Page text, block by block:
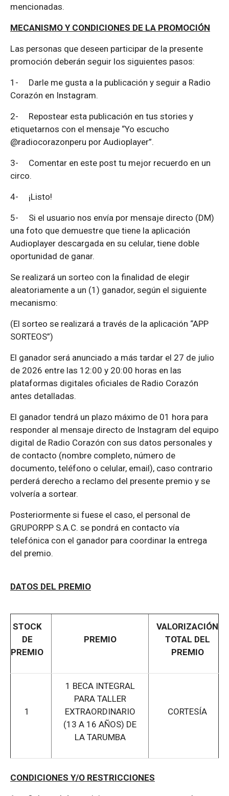
mencionadas.
MECANISMO Y CONDICIONES DE LA PROMOCIÓN
Las personas que deseen participar de la presente
promoción deberán seguir los siguientes pasos:
1- Darle me gusta a la publicación y seguir a Radio
Corazón en Instagram.
2- Repostear esta publicación en tus stories y
etiquetarnos con el mensaje “Yo escucho
@radiocorazonperu por Audioplayer”.
3- Comentar en este post tu mejor recuerdo en un
circo.
4- ¡Listo!
5- Si el usuario nos envía por mensaje directo (DM)
una foto que demuestre que tiene la aplicación
Audioplayer descargada en su celular, tiene doble
oportunidad de ganar.
Se realizará un sorteo con la finalidad de elegir
aleatoriamente a un (1) ganador, según el siguiente
mecanismo:
(El sorteo se realizará a través de la aplicación “APP
SORTEOS”)
El ganador será anunciado a más tardar el 27 de julio
de 2026 entre las 12:00 y 20:00 horas en las
plataformas digitales oficiales de Radio Corazón
antes detalladas.
El ganador tendrá un plazo máximo de 01 hora para
responder al mensaje directo de Instagram del equipo
digital de Radio Corazón con sus datos personales y
de contacto (nombre completo, número de
documento, teléfono o celular, email), caso contrario
perderá derecho a reclamo del presente premio y se
volvería a sortear.
Posteriormente si fuese el caso, el personal de
GRUPORPP S.A.C. se pondrá en contacto vía
telefónica con el ganador para coordinar la entrega
del premio.
DATOS DEL PREMIO
STOCK
DE
PREMIO
PREMIO
VALORIZACIÓN
TOTAL DEL
PREMIO
1
1 BECA INTEGRAL
PARA TALLER
EXTRAORDINARIO
(13 A 16 AÑOS) DE
LA TARUMBA
CORTESÍA
CONDICIONES Y/O RESTRICCIONES